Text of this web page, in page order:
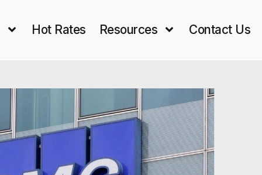
Hot Rates Resources Contact Us